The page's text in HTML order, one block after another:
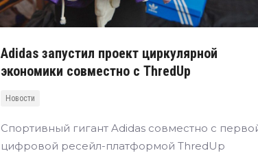
Adidas запустил проект циркулярной
экономики совместно с ThredUp
Новости
Спортивный гигант Adidas совместно с
цифровой ресейл-платформой ThredUp